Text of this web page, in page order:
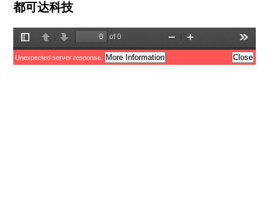
都可达科技
Toggle
Sidebar
PreviousNext
of 0
Tools
Zoom
Out
Zoom
In
Unexpected server response. More Information Close